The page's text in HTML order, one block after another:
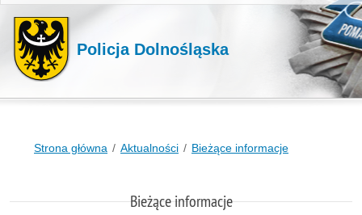
Policja Dolnośląska
Strona główna Aktualności Bieżące informacje
Bieżące informacje